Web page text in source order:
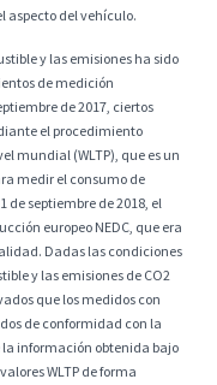
aspecto del vehículo.
y las emisiones ha sido
de medición
de 2017, ciertos
el procedimiento
mundial (WLTP), que es un
medir el consumo de
de septiembre de 2018, el
europeo NEDC, que era
Dadas las condiciones
y las emisiones de CO2
que los medidos con
de conformidad con la
la información obtenida bajo
WLTP de forma